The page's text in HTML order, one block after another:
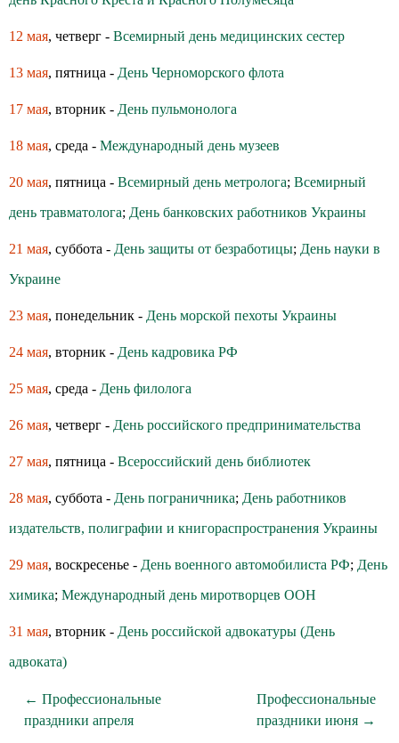
12 мая, четверг - Всемирный день медицинских сестер
13 мая, пятница - День Черноморского флота
17 мая, вторник - День пульмонолога
18 мая, среда - Международный день музеев
20 мая, пятница - Всемирный день метролога; Всемирный
день травматолога; День банковских работников Украины
21 мая, суббота - День защиты от безработицы; День науки в
Украине
23 мая, понедельник - День морской пехоты Украины
24 мая, вторник - День кадровика РФ
25 мая, среда - День филолога
26 мая, четверг - День российского предпринимательства
27 мая, пятница - Всероссийский день библиотек
28 мая, суббота - День пограничника; День работников
издательств, полиграфии и книгораспространения Украины
29 мая, воскресенье - День военного автомобилиста РФ; День
химика; Международный день миротворцев ООН
31 мая, вторник - День российской адвокатуры (День
адвоката)
← Профессиональные
праздники апреля
Профессиональные
праздники июня →